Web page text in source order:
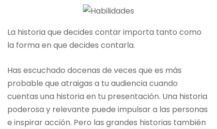
La historia que decides contar importa tanto como
la forma en que decides contarla.
Has escuchado docenas de veces que es más
probable que atraigas a tu audiencia cuando
cuentas una historia en tu presentación. Una historia
poderosa y relevante puede impulsar a las personas
e inspirar acción. Pero las grandes historias también